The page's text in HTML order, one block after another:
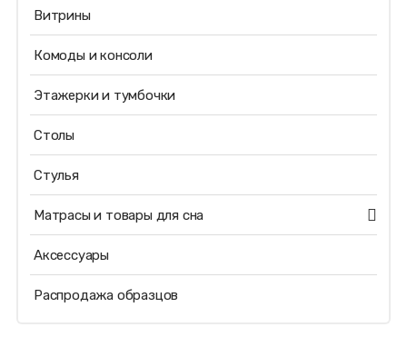
Витрины
Комоды и консоли
Этажерки и тумбочки
Столы
Стулья
Матрасы и товары для сна
Аксессуары
Распродажа образцов